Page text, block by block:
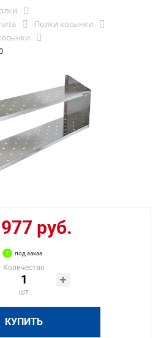
Полки косынки
руб.
под заказ
Количество
шт
КУПИТЬ